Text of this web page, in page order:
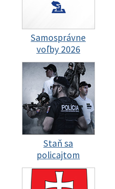
Samosprávne
voľby 2026
Staň sa
policajtom